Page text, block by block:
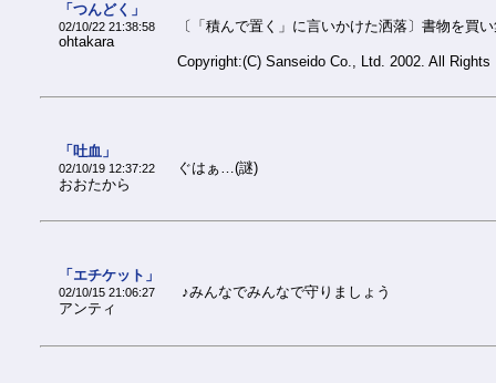
「つんどく」
02/10/22 21:38:58
ohtakara
〔「積んで置く」に言いかけた洒落〕書物を買
Copyright:(C) Sanseido Co., Ltd. 2002. All Rights
「吐血」
02/10/19 12:37:22
おおたから
ぐはぁ…(謎)
「エチケット」
02/10/15 21:06:27
アンティ
♪みんなでみんなで守りましょう